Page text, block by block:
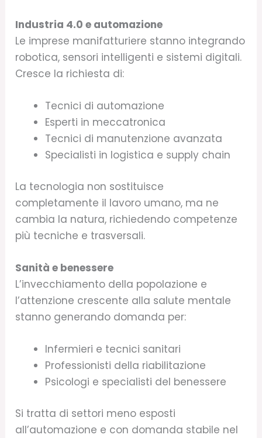
Industria 4.0 e automazione
Le imprese manifatturiere stanno integrando
robotica, sensori intelligenti e sistemi digitali.
Cresce la richiesta di:
Tecnici di automazione
Esperti in meccatronica
Tecnici di manutenzione avanzata
Specialisti in logistica e supply chain
La tecnologia non sostituisce
completamente il lavoro umano, ma ne
cambia la natura, richiedendo competenze
più tecniche e trasversali.
Sanità e benessere
L’invecchiamento della popolazione e
l’attenzione crescente alla salute mentale
stanno generando domanda per:
Infermieri e tecnici sanitari
Professionisti della riabilitazione
Psicologi e specialisti del benessere
Si tratta di settori meno esposti
all’automazione e con domanda stabile nel